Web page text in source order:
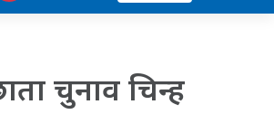
चुनाव चिन्ह